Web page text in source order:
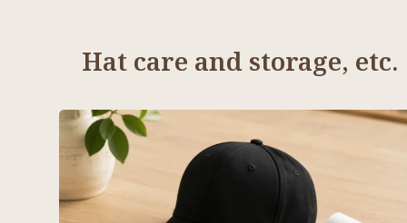
Hat care and storage, etc.